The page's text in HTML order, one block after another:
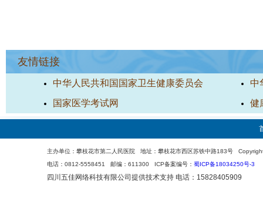
友情链接
中华人民共和国国家卫生健康委员会
国家医学考试网
中
健
主办单位：攀枝花市第二人民医院 地址：攀枝花市西区苏铁中路183号
电话：0812-5558451 邮编：611300 ICP备案编号： 蜀ICP备18034250号-3
四川五佳网络科技有限公司 提供技术支持 电话：15828405909